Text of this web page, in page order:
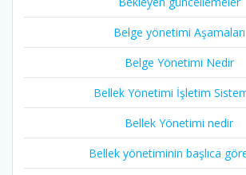
Belge yönetimi Aşamaları
Belge Yönetimi Nedir
Bellek Yönetimi İşletim
Bellek Yönetimi nedir
Bellek yönetiminin başlıca